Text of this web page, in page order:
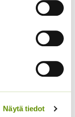
Näytä tiedot
Benary’s